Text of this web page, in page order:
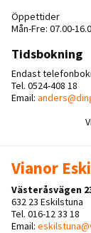
Öppettider
Mån-Fre: 07.00-
Tidsbokning
Endast
Tel. 0524-408 18
Email:
Vianor
Västeråsvägen
632 23 Eskilstuna
Tel. 016-12 33 18
Email: